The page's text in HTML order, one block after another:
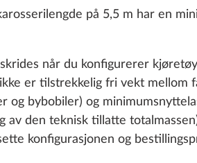
på 5,5 m har en
når du konfigurerer
er tilstrekkelig fri vekt mellom
og bybobiler) og
den teknisk tillatte
konfigurasjonen og